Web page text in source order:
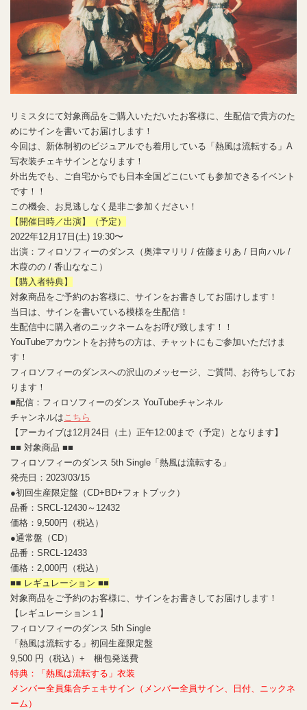
リミスタにて対象商品をご購入いただいたお客様に、生配信で貴方のた
めにサインを書いてお届けします！
今回は、新体制初のビジュアルでも着用している「熱風は流転する」A
写衣装チェキサインとなります！
外出先でも、ご自宅からでも日本全国どこにいても参加できるイベント
です！！
この機会、お見逃しなく是非ご参加ください！
【開催日時／出演】（予定）
2022年12月17日(土) 19:30〜
出演：フィロソフィーのダンス（奥津マリリ / 佐藤まりあ / 日向ハル /
木葭のの / 香山ななこ）
【購入者特典】
対象商品をご予約のお客様に、サインをお書きしてお届けします！
当日は、サインを書いている模様を生配信！
生配信中に購入者のニックネームをお呼び致します！！
YouTubeアカウントをお持ちの方は、チャットにもご参加いただけま
す！
フィロソフィーのダンスへの沢山のメッセージ、ご質問、お待ちしてお
ります！
■配信：フィロソフィーのダンス YouTubeチャンネル
チャンネルは こちら
【アーカイブは12月24日（土）正午12:00まで（予定）となります】
■■ 対象商品 ■■
フィロソフィーのダンス 5th Single「熱風は流転する」
発売日：2023/03/15
●初回生産限定盤（CD+BD+フォトブック）
品番：SRCL-12430～12432
価格：9,500円（税込）
●通常盤（CD）
品番：SRCL-12433
価格：2,000円（税込）
■■ レギュレーション ■■
対象商品をご予約のお客様に、サインをお書きしてお届けします！
【レギュレーション１】
フィロソフィーのダンス 5th Single
「熱風は流転する」初回生産限定盤
9,500 円（税込）+ 梱包発送費
特典：「熱風は流転する」衣装
メンバー全員集合チェキサイン（メンバー全員サイン、日付、ニックネ
ーム）